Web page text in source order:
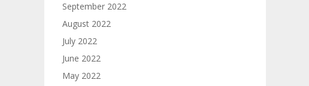
September 2022
August 2022
July 2022
June 2022
May 2022